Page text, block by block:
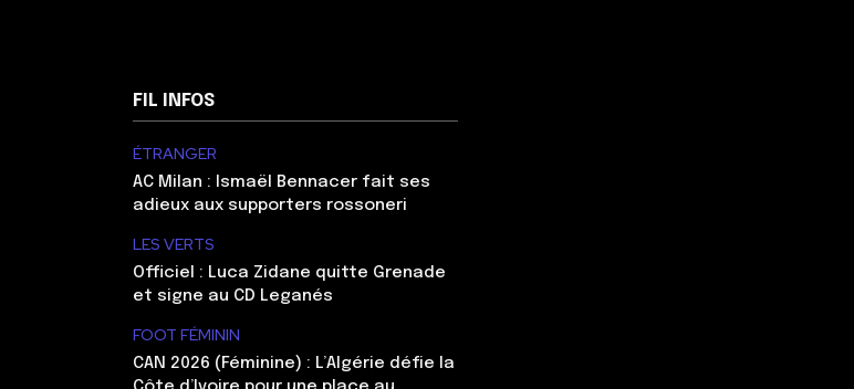
FIL INFOS
ÉTRANGER
AC Milan : Ismaël Bennacer fait ses
adieux aux supporters rossoneri
LES VERTS
Officiel : Luca Zidane quitte Grenade
et signe au CD Leganés
FOOT FÉMININ
CAN 2026 (Féminine) : L’Algérie défie la